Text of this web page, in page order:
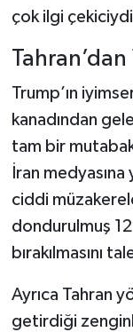
çok ilgi
Trump’ın
kanadından
tam bir
İran
ciddi
dondurulmuş 12
bırakılmasını
Ayrıca Tahran
getirdiği